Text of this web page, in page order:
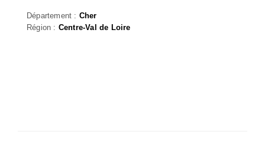
Département : Cher
Région : Centre-Val de Loire